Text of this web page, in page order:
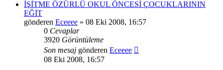
İŞİTME ÖZÜRLÜ OKUL ÖNCESİ ÇOCUKLARININ
EĞİT
gönderen Eceeee » 08 Eki 2008, 16:57
0 Cevaplar
3920 Görüntüleme
Son mesaj gönderen Eceeee
08 Eki 2008, 16:57